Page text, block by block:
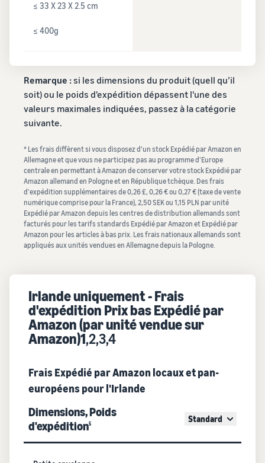
≤ 33 X 23 X 2.5 cm
≤ 400g
Remarque :si les dimensions du produit (quell qu’il
soit) ou le poids d'expédition dépassent l'une des
valeurs maximales indiquées, passez à la catégorie
suivante.
* Les frais diffèrent si vous disposez d'un stock Expédié par Amazon en
Allemagne et que vous ne participez pas au programme d'Europe
centrale en permettant à Amazon de conserver votre stock Expédié par
Amazon allemand en Pologne et en République tchèque. Des frais
d'expédition supplémentaires de 0,26 £, 0,26 € ou 0,27 € (taxe de vente
numérique comprise pour la France), 2,50 SEK ou 1,15 PLN par unité
Expédié par Amazon depuis les centres de distribution allemands sont
facturés pour les tarifs standards Expédié par Amazon et Expédié par
Amazon pour les articles à bas prix. Les frais nationaux allemands sont
appliqués aux unités vendues en Allemagne depuis la Pologne.
Irlande uniquement - Frais
d'expédition Prix bas Expédié par
Amazon (par unité vendue sur
Amazon)1,2,3,4
Frais Expédié par Amazon locaux et pan-
européens pour l'Irlande
Dimensions, Poids
d'expédition5 Standard